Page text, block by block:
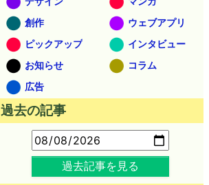
創作
ウェブアプリ
ピックアップ
インタビュー
お知らせ
コラム
広告
過去の記事
過去記事を見る